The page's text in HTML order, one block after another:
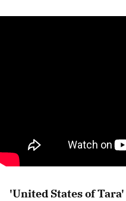
'United States of Tara'